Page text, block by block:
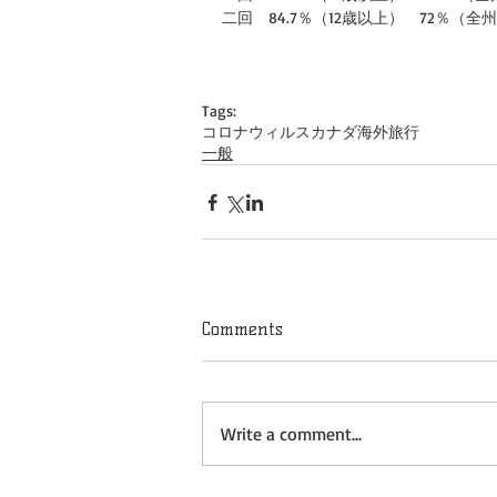
二回　84.7％（12歳以上）　72％（全
Tags:
コロナウィルスカナダ海外旅行
一般
Comments
Write a comment...